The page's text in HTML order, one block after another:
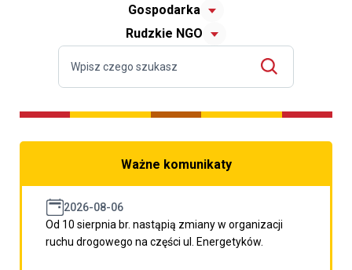
Gospodarka
Rudzkie NGO
Ważne komunikaty
2026-08-06
Od 10 sierpnia br. nastąpią zmiany w organizacji
ruchu drogowego na części ul. Energetyków.